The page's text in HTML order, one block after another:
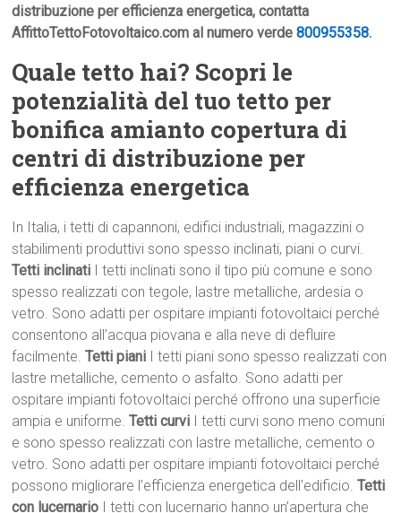
distribuzione per efficienza energetica, contatta
AffittoTettoFotovoltaico.com al numero verde800955358.
Quale tetto hai? Scopri le
potenzialità del tuo tetto per
bonifica amianto copertura di
centri di distribuzione per
efficienza energetica
In Italia, i tetti di capannoni, edifici industriali, magazzini o
stabilimenti produttivi sono spesso inclinati, piani o curvi.
Tetti inclinati I tetti inclinati sono il tipo più comune e sono
spesso realizzati con tegole, lastre metalliche, ardesia o
vetro. Sono adatti per ospitare impianti fotovoltaici perché
consentono all’acqua piovana e alla neve di defluire
facilmente.Tetti piani I tetti piani sono spesso realizzati con
lastre metalliche, cemento o asfalto. Sono adatti per
ospitare impianti fotovoltaici perché offrono una superficie
ampia e uniforme.Tetti curvi I tetti curvi sono meno comuni
e sono spesso realizzati con lastre metalliche, cemento o
vetro. Sono adatti per ospitare impianti fotovoltaici perché
possono migliorare l’efficienza energetica dell’edificio.Tetti
con lucernario I tetti con lucernario hanno un’apertura che